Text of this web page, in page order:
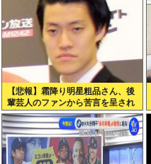
【悲報】霜降り明星粗品さん、後
輩芸人のファンから苦言を呈され
ブチギレ発狂…